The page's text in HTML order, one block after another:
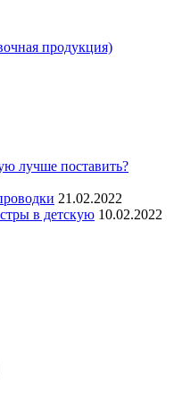
продукция)
лучше поставить?
21.02.2022
в детскую 10.02.2022